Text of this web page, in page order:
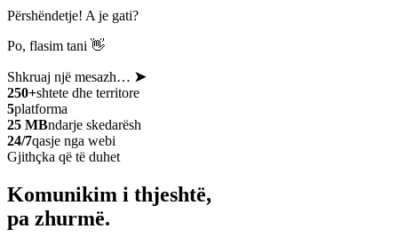
Përshëndetje! A je gati?
Po, flasim tani 👋
Shkruaj një mesazh… ➤
250+shtete dhe territore
5platforma
25 MBndarje skedarësh
24/7qasje nga webi
Gjithçka që të duhet
Komunikim i thjeshtë,
pa zhurmë.